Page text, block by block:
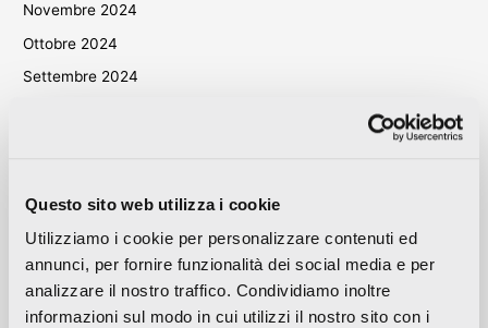
Questo sito web utilizza i cookie
Utilizziamo i cookie per personalizzare contenuti ed
annunci, per fornire funzionalità dei social media e per
analizzare il nostro traffico. Condividiamo inoltre
informazioni sul modo in cui utilizzi il nostro sito con i
Novembre 2024
Ottobre 2024
Settembre 2024
Maggio 2024
Aprile 2024
Marzo 2024
Ottobre 2023